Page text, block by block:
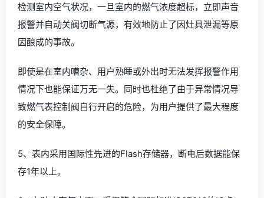
检测室内空气状况，一旦室内的燃气浓度超标，立即声音
报警并自动关阀切断气源，有效地防止了因灶具泄漏等原
因酿成的事故。
即使是在室内嘈杂、用户熟睡或外出时无法发挥报警作用
情况下也能保证万无一失。同时也杜绝了由于异常情况导
致燃气表控制阀自行开启的危险，为用户提供了最大程度
的安全保障。
5、表内采用国际性先进的Flash存储器，断电后数据能保
存1年以上。